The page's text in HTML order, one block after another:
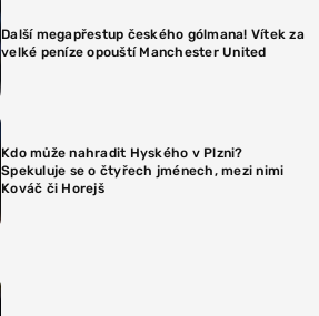
Další megapřestup českého gólmana! Vítek za
velké peníze opouští Manchester United
Kdo může nahradit Hyského v Plzni?
Spekuluje se o čtyřech jménech, mezi nimi
Kováč či Horejš